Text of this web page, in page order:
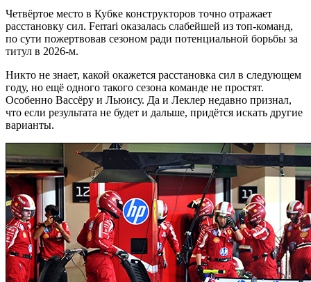
Четвёртое место в Кубке конструкторов точно отражает
расстановку сил. Ferrari оказалась слабейшей из топ-команд,
по сути пожертвовав сезоном ради потенциальной борьбы за
титул в 2026-м.
Никто не знает, какой окажется расстановка сил в следующем
году, но ещё одного такого сезона команде не простят.
Особенно Вассёру и Льюису. Да и Леклер недавно признал,
что если результата не будет и дальше, придётся искать другие
варианты.